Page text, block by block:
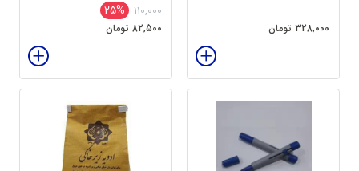
328,000 تومان
110,000
25%
82,500 تومان